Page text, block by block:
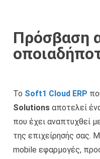
Πρόσβαση
Το Soft1 Cloud ERP
Solutions αποτελεί
που έχει αναπτυχθεί
της επιχείρησής σας.
mobile εφαρμογές,